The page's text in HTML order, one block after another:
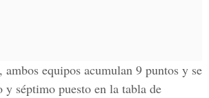
ambos equipos acumulan 9 puntos y se
y séptimo puesto en la tabla de